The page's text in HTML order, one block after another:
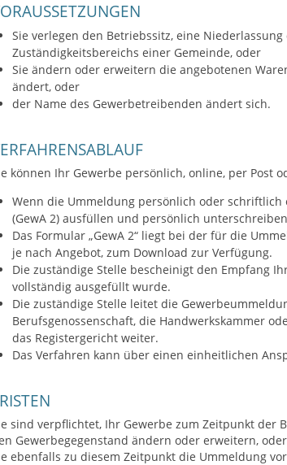
Sie verlegen den Betriebssitz, eine
Zuständigkeitsbereichs einer Gemeinde, oder
Sie ändern oder erweitern die angebotenen
ändert, oder
der Name des Gewerbetreibenden ändert sich.
können Ihr Gewerbe persönlich, online, per Post
Wenn die Ummeldung persönlich oder schriftlich
(GewA 2) ausfüllen und persönlich
Das Formular „GewA 2“ liegt bei der für die
je nach Angebot, zum Download zur Verfügung.
Die zuständige Stelle bescheinigt den Empfang
vollständig ausgefüllt wurde.
Die zuständige Stelle leitet die
Berufsgenossenschaft, die Handwerkskammer
das Registergericht weiter.
Das Verfahren kann über einen einheitlichen
sind verpflichtet, Ihr Gewerbe zum Zeitpunkt der
Gewerbegegenstand ändern oder erweitern,
ebenfalls zu diesem Zeitpunkt die Ummeldung